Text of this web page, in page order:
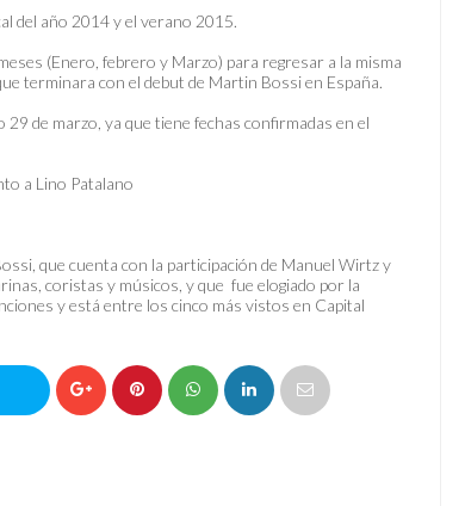
del año 2014 y el verano 2015.
(Enero, febrero y Marzo) para regresar a la misma
terminara con el debut de Martin Bossi en España.
de marzo, ya que tiene fechas confirmadas en el
a Lino Patalano
que cuenta con la participación de Manuel Wirtz y
coristas y músicos, y que fue elogiado por la
y está entre los cinco más vistos en Capital